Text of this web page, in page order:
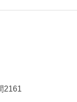
2161